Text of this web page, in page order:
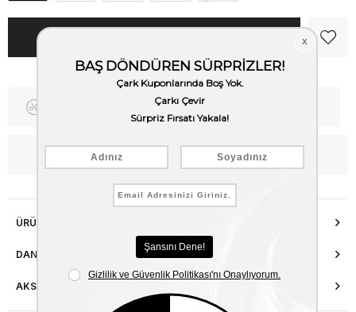
Fiyat Düşünce Haber Ver
WhatsApp’tan Bilgi Al
ÜRÜN ÖZELLIKLERI
DANIŞMA HATTI
AKSESUAR ONARIMI